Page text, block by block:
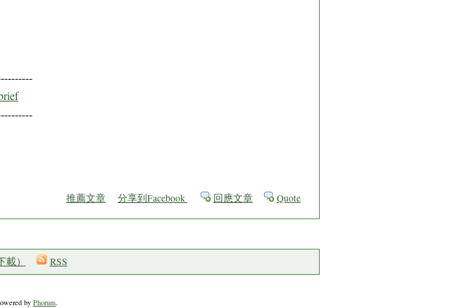
推薦文章 分享到Facebook 回應文章 Quote
）
RSS
by Phorum.